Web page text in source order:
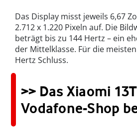
Das Display misst jeweils 6,67
2.712 x 1.220 Pixeln auf. Die
beträgt bis zu 144 Hertz – ein
der Mittelklasse. Für die
Hertz Schluss.
>> Das Xiaomi
Vodafone-Shop